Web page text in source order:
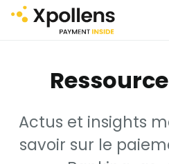
Actus et insights
savoir sur le